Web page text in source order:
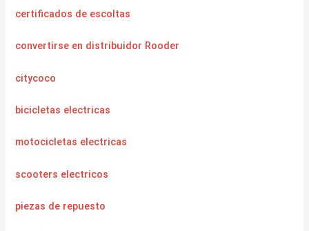
certificados de escoltas
convertirse en distribuidor Rooder
citycoco
bicicletas electricas
motocicletas electricas
scooters electricos
piezas de repuesto